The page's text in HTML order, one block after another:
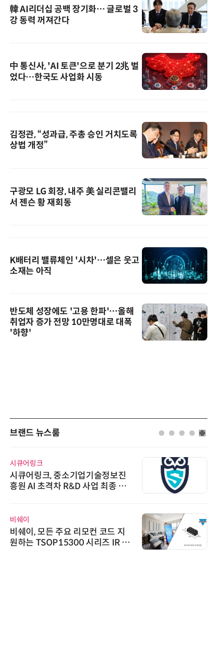
韓 AI리더십 공백 장기화… 글로벌 3
강 동력 꺼져간다
中 통신사, 'AI 토큰'으로 분기 2兆 벌
었다…한국도 사업화 시동
김정관, “성과급, 주총 승인 거치도록
상법 개정”
구광모 LG 회장, 내주 美 실리콘밸리
서 젠슨 황 재회동
K배터리 밸류체인 '시차'…셀은 웃고
소재는 아직
반도체 성장에도 '고용 한파'…올해
취업자 증가 전망 10만명대로 대폭
'하향'
브랜드 뉴스룸
시큐어링크
시큐어링크, 중소기업기술정보진
흥원 AI 초격차 R&D 사업 최종 선
비쉐이
비쉐이, 모든 주요 리모컨 코드 지
원하는 TSOP15300 시리즈 IR 수